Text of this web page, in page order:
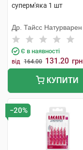
суперм'яка 1 шт
Др. Тайсс Натурварен
Є в наявності
від 164.00 131.20 грн
КУПИТИ
−20%